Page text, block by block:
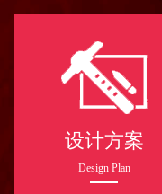
设计方案
Design Plan